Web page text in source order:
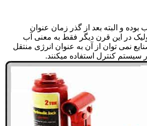
و البته بعد از گذر زمان عنوان
در این قرن دیگر فقط به معنی آب
نمی توان از آن به عنوان انرژی منتقل
کنترل استفاده میکنند.